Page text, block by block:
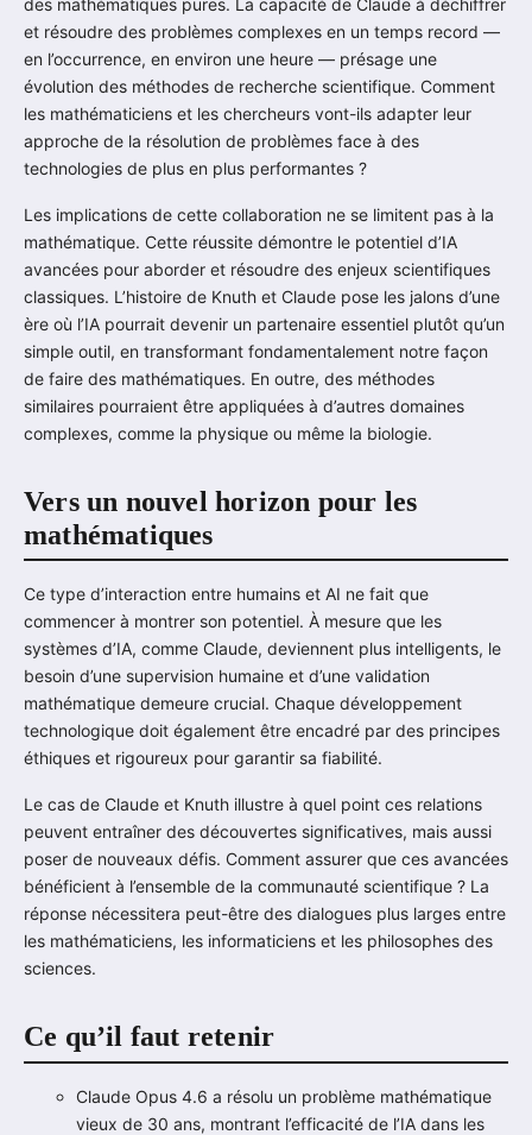
des mathématiques pures. La capacité de Claude à déchiffrer
et résoudre des problèmes complexes en un temps record —
en l’occurrence, en environ une heure — présage une
évolution des méthodes de recherche scientifique. Comment
les mathématiciens et les chercheurs vont-ils adapter leur
approche de la résolution de problèmes face à des
technologies de plus en plus performantes ?
Les implications de cette collaboration ne se limitent pas à la
mathématique. Cette réussite démontre le potentiel d’IA
avancées pour aborder et résoudre des enjeux scientifiques
classiques. L’histoire de Knuth et Claude pose les jalons d’une
ère où l’IA pourrait devenir un partenaire essentiel plutôt qu’un
simple outil, en transformant fondamentalement notre façon
de faire des mathématiques. En outre, des méthodes
similaires pourraient être appliquées à d’autres domaines
complexes, comme la physique ou même la biologie.
Vers un nouvel horizon pour les
mathématiques
Ce type d’interaction entre humains et AI ne fait que
commencer à montrer son potentiel. À mesure que les
systèmes d’IA, comme Claude, deviennent plus intelligents, le
besoin d’une supervision humaine et d’une validation
mathématique demeure crucial. Chaque développement
technologique doit également être encadré par des principes
éthiques et rigoureux pour garantir sa fiabilité.
Le cas de Claude et Knuth illustre à quel point ces relations
peuvent entraîner des découvertes significatives, mais aussi
poser de nouveaux défis. Comment assurer que ces avancées
bénéficient à l’ensemble de la communauté scientifique ? La
réponse nécessitera peut-être des dialogues plus larges entre
les mathématiciens, les informaticiens et les philosophes des
sciences.
Ce qu’il faut retenir
Claude Opus 4.6 a résolu un problème mathématique
vieux de 30 ans, montrant l’efficacité de l’IA dans les